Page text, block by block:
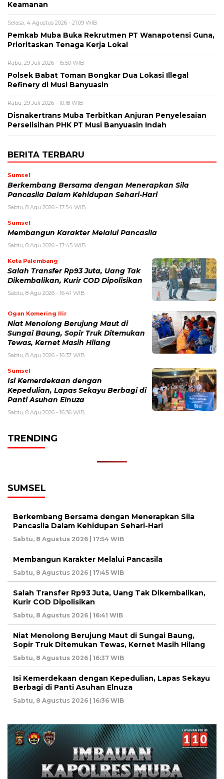
Keamanan
Selasa, 4 Agustus 2026 - 21:09 WIB
Pemkab Muba Buka Rekrutmen PT Wanapotensi Guna,
Prioritaskan Tenaga Kerja Lokal
Rabu, 29 Juli 2026 - 15:50 WIB
Polsek Babat Toman Bongkar Dua Lokasi Illegal
Refinery di Musi Banyuasin
Rabu, 29 Juli 2026 - 10:18 WIB
Disnakertrans Muba Terbitkan Anjuran Penyelesaian
Perselisihan PHK PT Musi Banyuasin Indah
BERITA TERBARU
Sumsel
Berkembang Bersama dengan Menerapkan Sila
Pancasila Dalam Kehidupan Sehari-Hari
Sabtu, 8 Agu 2026 - 17:54 WIB
Sumsel
Membangun Karakter Melalui Pancasila
Sabtu, 8 Agu 2026 - 17:45 WIB
Kota Palembang
Salah Transfer Rp93 Juta, Uang Tak
Dikembalikan, Kurir COD Dipolisikan
Sabtu, 8 Agu 2026 - 16:41 WIB
Ogan Komering Ilir
Niat Menolong Berujung Maut di
Sungai Baung, Sopir Truk Ditemukan
Tewas, Kernet Masih Hilang
Sabtu, 8 Agu 2026 - 16:37 WIB
Sumsel
Isi Kemerdekaan dengan
Kepedulian, Lapas Sekayu Berbagi di
Panti Asuhan Elnuza
Sabtu, 8 Agu 2026 - 16:36 WIB
TRENDING
SUMSEL
Berkembang Bersama dengan Menerapkan Sila
Pancasila Dalam Kehidupan Sehari-Hari
Sabtu, 8 Agustus 2026 | 17:54 WIB
Membangun Karakter Melalui Pancasila
Sabtu, 8 Agustus 2026 | 17:45 WIB
Salah Transfer Rp93 Juta, Uang Tak Dikembalikan,
Kurir COD Dipolisikan
Sabtu, 8 Agustus 2026 | 16:41 WIB
Niat Menolong Berujung Maut di Sungai Baung,
Sopir Truk Ditemukan Tewas, Kernet Masih Hilang
Sabtu, 8 Agustus 2026 | 16:37 WIB
Isi Kemerdekaan dengan Kepedulian, Lapas Sekayu
Berbagi di Panti Asuhan Elnuza
Sabtu, 8 Agustus 2026 | 16:36 WIB